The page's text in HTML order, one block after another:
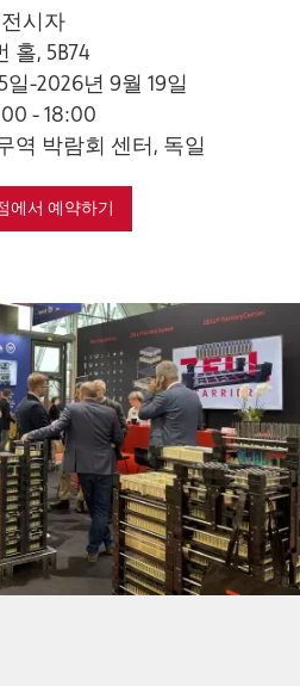
전시자
홀, 5B74
일-2026년 9월 19일
- 18:00
역 박람회 센터, 독일
에서 예약하기